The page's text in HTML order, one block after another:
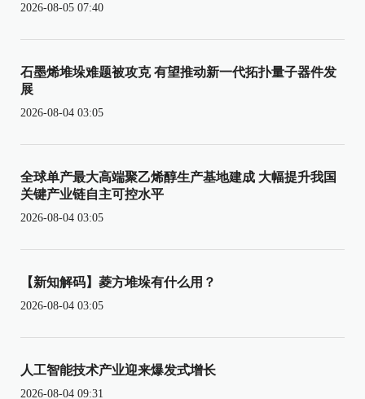
2026-08-05 07:40
石墨烯堆垛难题被攻克 有望推动新一代拓扑量子器件发
展
2026-08-04 03:05
全球单产最大高端聚乙烯醇生产基地建成 大幅提升我国
关键产业链自主可控水平
2026-08-04 03:05
【新知解码】菱方堆垛有什么用？
2026-08-04 03:05
人工智能技术产业迎来爆发式增长
2026-08-04 09:31